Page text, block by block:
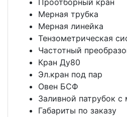
Мерная трубка
Мерная линейка
Тензометрическая
Частотный
Кран Ду80
Эл.кран под пар
Овен БСФ
Заливной патрубок
Габариты по заказу